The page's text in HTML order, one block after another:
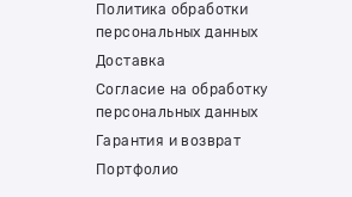
Политика обработки
персональных данных
Доставка
Согласие на обработку
персональных данных
Гарантия и возврат
Портфолио